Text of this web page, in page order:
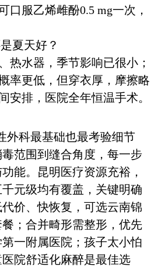
口服乙烯雌酚0.5 mg一次，
夏天好？
热水器，季节影响已很小；
率更低，但穿衣厚，摩擦略
安排，医院全年恒温手术。
外科最基础也最考验细节
范围到缝合角度，每一步
能。昆明医疗资源充裕，
元级均有覆盖，关键明确
价、快恢复，可选云南锦
；合并畸形需整形，优先
一附属医院；孩子太小怕
院舒适化麻醉是最佳选